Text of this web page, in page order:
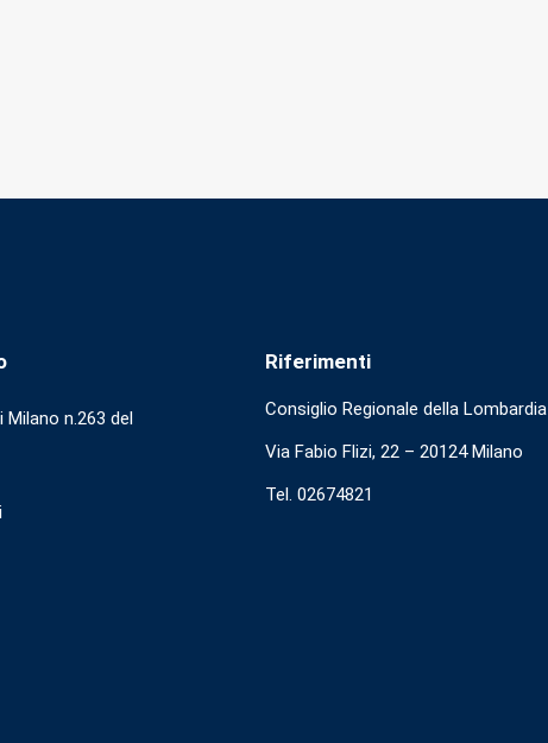
n.263 del
Riferimenti
Consiglio Regionale della Lombardia
Via Fabio Flizi, 22 – 20124 Milano
Tel. 02674821